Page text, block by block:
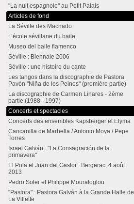
"La nuit espagnole" au Petit Palais
Articles de fond
La Séville des Machado
L’école sévillane du baile
Museo del baile flamenco
Séville : Biennale 2006
Séville : une histoire du cante
Les tangos dans la discographie de Pastora
Pavón "Niña de los Peines" (première partie)
La discographie de Carmen Linares - 2ème
partie (1988 - 1997)
Concerts et spectacles
Concerts des ensembles Kapsberger et Elyma
Cancanilla de Marbella / Antonio Moya / Pepe
Torres
Israel Galván : "La Consagración de la
primavera"
El Pola et Juan del Gastor : Bergerac, 4 août
2013
Pedro Soler et Philippe Mouratoglou
"Pastora" : Pastora Galván à la Grande Halle de
La Villette